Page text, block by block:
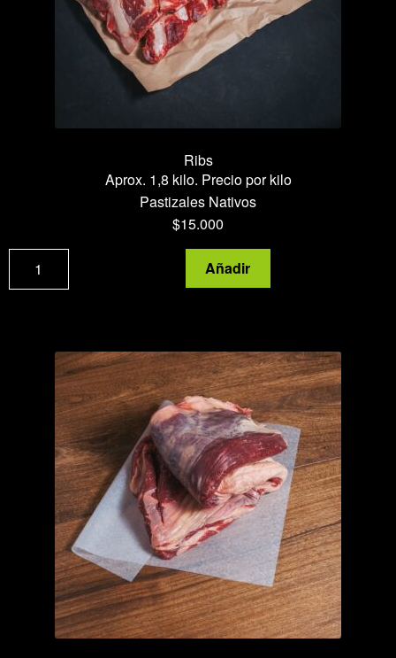
Ribs
Aprox. 1,8 kilo. Precio por kilo
Pastizales Nativos
$15.000
Ribs
cantidad
Añadir